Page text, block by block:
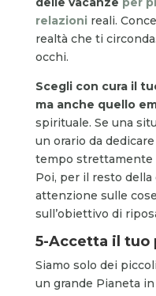
relazionireali.
realtà che ti
occhi.
Scegli con cura il
ma anche quello
spirituale. Se una
un orario da
tempo strettamente
Poi, per il resto
attenzione sulle
sull’obiettivo di
5-Accetta il tuo
Siamo solo dei
un grande Pianeta